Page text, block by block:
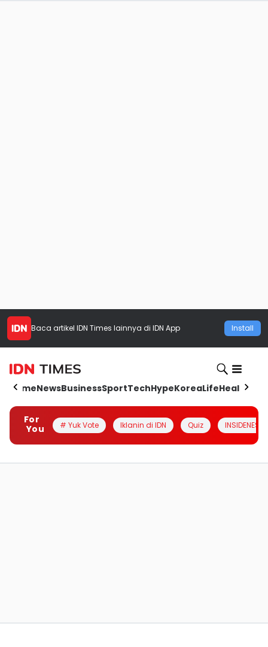
Baca artikel IDN Times lainnya di IDN App Install
HomeNewsBusinessSportTechHypeKoreaLifeHealth
For
You
# Yuk Vote Iklanin di IDN Quiz INSIDENESIA